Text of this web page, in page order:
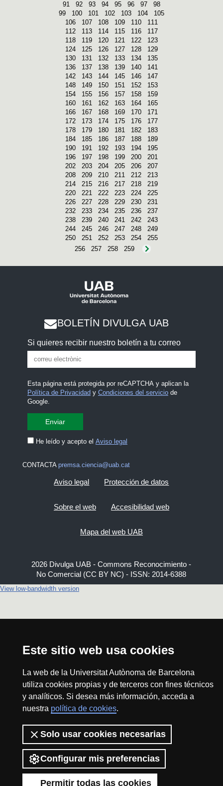
Este sitio web usa cookies
La web de la Universitat Autònoma de Barcelona
utiliza cookies propias y de terceros con fines técnicos
y analíticos. Si desea más información, acceda a
nuestra política de cookies.
Solo usar cookies necesarias
Configurar mis preferencias
Permitir todas las cookies
91
92 93 94 95 96 97
98
99
100 101 102 103 104
105
106
107 108 109 110
111
112
113 114 115 116
117
118
119 120 121 122
123
124
125 126 127 128
129
130
131 132 133 134
135
136
137 138 139 140
141
142
143 144 145 146
147
148
149 150 151 152
153
154
155 156 157 158
159
160
161 162 163 164
165
166
167 168 169 170
171
172
173 174 175 176
177
178
179 180 181 182
183
184
185 186 187 188
189
190
191 192 193 194
195
196
197 198 199 200
201
202
203 204 205 206
207
208
209 210 211 212
213
214
215 216 217 218
219
220
221 222 223 224
225
226
227 228 229 230
231
232
233 234 235 236
237
238
239 240 241 242
243
244
245 246 247 248
249
250
251 252 253 254
255
256
257 258 259
BOLETÍN DIVULGA UAB
Si quieres recibir nuestro boletín a tu correo
Esta página está protegida por reCAPTCHA y aplican la
Política de Privacidady Condiciones del serviciode
Google.
He leído y acepto el Aviso legal
CONTACTA premsa.ciencia@uab.cat
Aviso legal Protección de datos
Sobre el web Accesibilidad web
Mapa del web UAB
2026 Divulga UAB - Commons Reconocimiento -
No Comercial (CC BY NC) - ISSN: 2014-6388
View low-bandwidth version